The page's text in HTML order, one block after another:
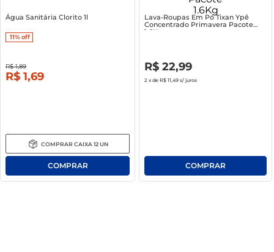
Água Sanitária Clorito 1l
11%off
R$ 1,89
R$ 1,69
COMPRAR CAIXA 12 UN
Lava-Roupas Em Pó Tixan Ypê
Concentrado Primavera Pacote
1.6Kg
R$ 22,99
2 x de R$ 11,49 s/ juros